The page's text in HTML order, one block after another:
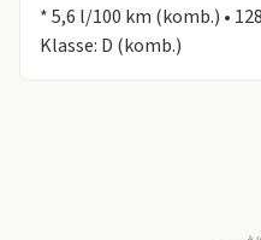
* 5,6 l/100 km (komb.) •
Klasse: D (komb.)